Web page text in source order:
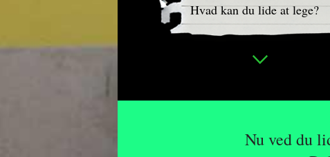
Hvad kan du lide at lege?
Nu ved du